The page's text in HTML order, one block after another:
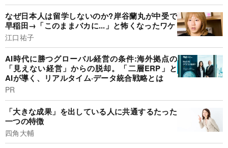
なぜ日本人は留学しないのか?岸谷蘭丸が中受で
早稲田→「このままバカに...」と怖くなったワケ
江口祐子
AI時代に勝つグローバル経営の条件:海外拠点の
「見えない経営」からの脱却。「二層ERP」と
AIが導く、リアルタイム·データ統合戦略とは
PR
「大きな成果」を出している人に共通するたった
一つの特徴
四角大輔